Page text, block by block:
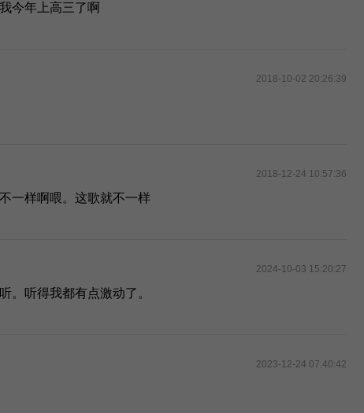
今年上高三了啊
2018-10-02 20:26:39
2018-12-24 10:57:36
一样啊喂。这歌就不一样
2024-10-03 15:20:27
。听得我都有点激动了。
2023-12-24 07:40:42